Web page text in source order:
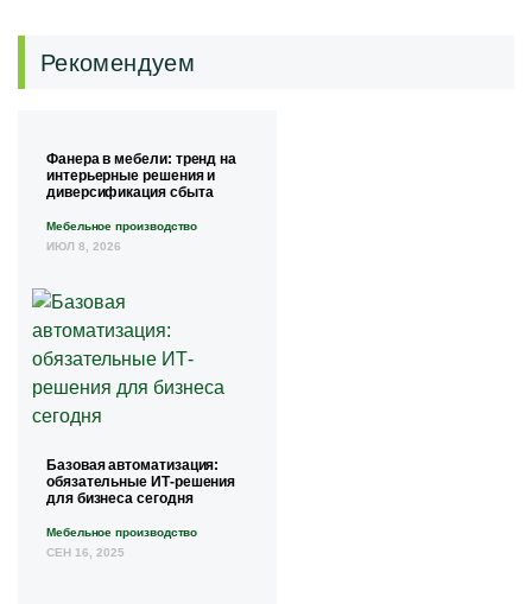
Рекомендуем
Фанера в мебели: тренд на
интерьерные решения и
диверсификация сбыта
Мебельное производство
ИЮЛ 8, 2026
Базовая автоматизация:
обязательные ИТ-решения
для бизнеса сегодня
Мебельное производство
СЕН 16, 2025